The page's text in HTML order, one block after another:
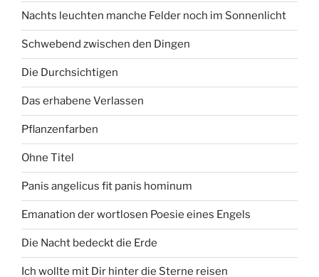
Nachts leuchten manche Felder noch im Sonnenlicht
Schwebend zwischen den Dingen
Die Durchsichtigen
Das erhabene Verlassen
Pflanzenfarben
Ohne Titel
Panis angelicus fit panis hominum
Emanation der wortlosen Poesie eines Engels
Die Nacht bedeckt die Erde
Ich wollte mit Dir hinter die Sterne reisen